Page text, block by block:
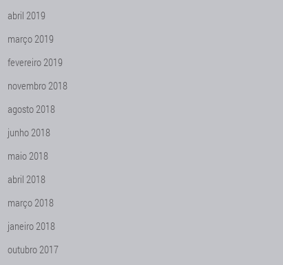
abril 2019
março 2019
fevereiro 2019
novembro 2018
agosto 2018
junho 2018
maio 2018
abril 2018
março 2018
janeiro 2018
outubro 2017